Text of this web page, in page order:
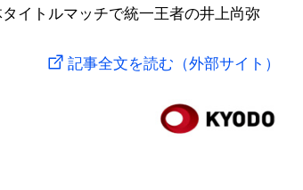
イトルマッチで統一王者の井上尚弥
記事全文を読む（外部サイト）